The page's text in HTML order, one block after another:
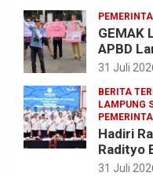
XXI/
GEMAK
APBD
31 Juli
BERITA
LAMPUNG
Hadiri
Radityo
Daerah
31 Juli